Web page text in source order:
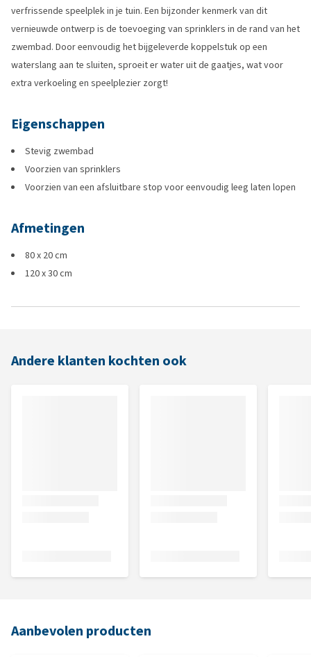
verfrissende speelplek in je tuin. Een bijzonder kenmerk van dit
vernieuwde ontwerp is de toevoeging van sprinklers in de rand van het
zwembad. Door eenvoudig het bijgeleverde koppelstuk op een
waterslang aan te sluiten, sproeit er water uit de gaatjes, wat voor
extra verkoeling en speelplezier zorgt!
Eigenschappen
Stevig zwembad
Voorzien van sprinklers
Voorzien van een afsluitbare stop voor eenvoudig leeg laten lopen
Afmetingen
80 x 20 cm
120 x 30 cm
Andere klanten kochten ook
Aanbevolen producten